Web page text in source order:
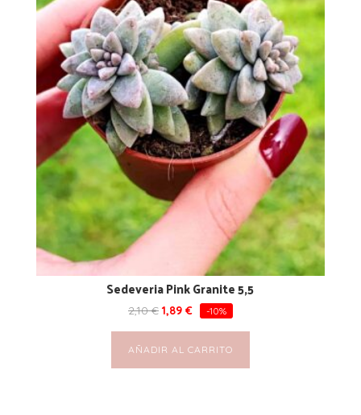
Sedeveria Pink Granite 5,5
2,10€ 1,89 € -10%
AÑADIR AL CARRITO